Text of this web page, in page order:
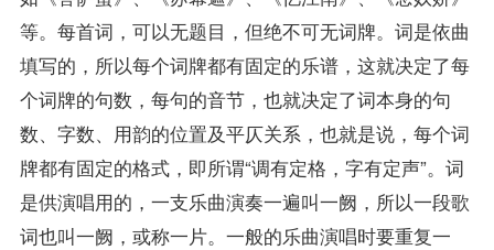
等。每首词，可以无题目，但绝不可无词牌。词是依曲
填写的，所以每个词牌都有固定的乐谱，这就决定了每
个词牌的句数，每句的音节，也就决定了词本身的句
数、字数、用韵的位置及平仄关系，也就是说，每个词
牌都有固定的格式，即所谓“调有定格，字有定声”。词
是供演唱用的，一支乐曲演奏一遍叫一阙，所以一段歌
词也叫一阙，或称一片。一般的乐曲演唱时要重复一